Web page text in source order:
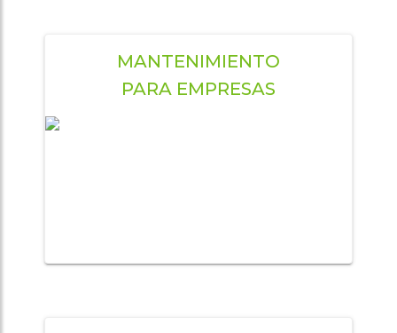
MANTENIMIENTO
PARA EMPRESAS